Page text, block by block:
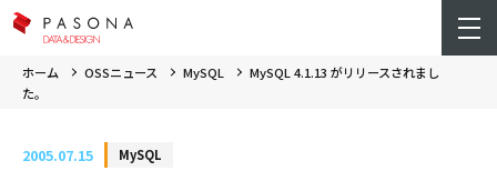
ホーム OSSニュース MySQL
MySQL 4.1.13 がリリースされまし
た。
2005.07.15 MySQL